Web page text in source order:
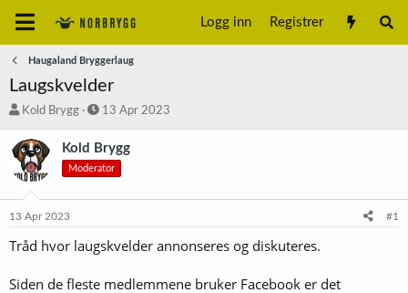
Logg inn Registrer
Haugaland Bryggerlaug
Laugskvelder
T
å
d
s
t
Kold Brygg
S
a
r
t
o
13 Apr 2023
Kold Brygg
Moderator
13 Apr 2023 #1
Tråd hvor laugskvelder annonseres og diskuteres.
Siden de fleste medlemmene bruker Facebook er det